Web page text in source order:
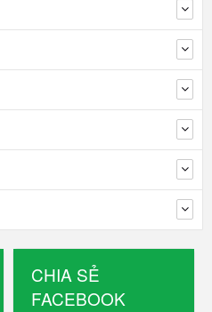
CHIA SẺ
FACEBOOK